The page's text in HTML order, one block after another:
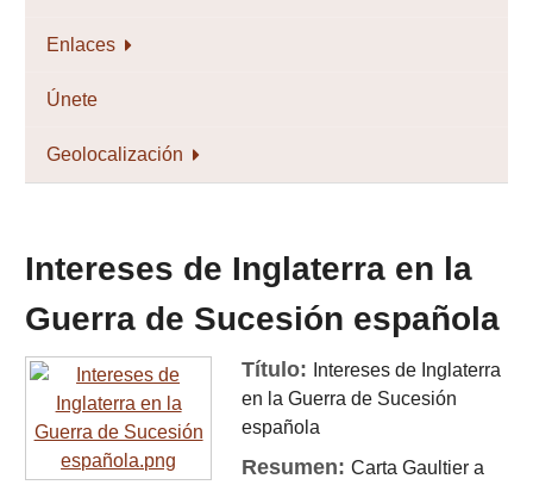
Enlaces
Únete
Geolocalización
Intereses de Inglaterra en la
Guerra de Sucesión española
Título:
Intereses de Inglaterra
en la Guerra de Sucesión
española
Resumen:Carta Gaultier a